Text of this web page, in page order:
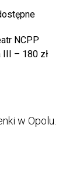
NCPP
– 180 zł